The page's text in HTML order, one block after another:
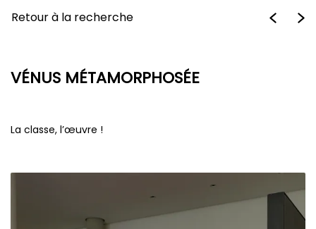
Retour à la recherche
VÉNUS MÉTAMORPHOSÉE
La classe, l’œuvre !